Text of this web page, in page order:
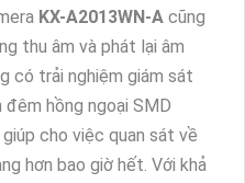
KX-A2013WN-A cũng
thu âm và phát lại âm
có trải nghiệm giám sát
đêm hồng ngoại SMD
cho việc quan sát về
hơn bao giờ hết. Với khả